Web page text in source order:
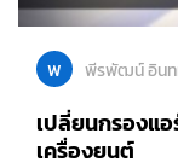
พ พีรพัฒน์ อินท
เปลี่ยนกรองแ
เครื่องยนต์